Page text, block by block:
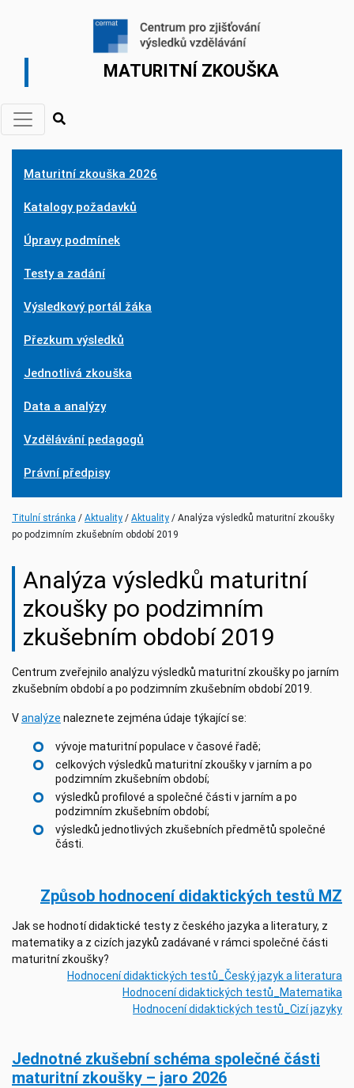
MATURITNÍ ZKOUŠKA
Maturitní zkouška 2026
Katalogy požadavků
Úpravy podmínek
Testy a zadání
Výsledkový portál žáka
Přezkum výsledků
Jednotlivá zkouška
Data a analýzy
Vzdělávání pedagogů
Právní předpisy
Titulní stránka Aktuality(current)
Aktuality(current)
Analýza výsledků maturitní zkoušky
po podzimním zkušebním období 2019
Analýza výsledků maturitní
zkoušky po podzimním
zkušebním období 2019
Centrum zveřejnilo analýzu výsledků maturitní zkoušky po jarním
zkušebním období a po podzimním zkušebním období 2019.
Vanalýze naleznete zejména údaje týkající se:
vývoje maturitní populace v časové řadě;
celkových výsledků maturitní zkouškyv jarním a po
podzimním zkušebním období;
výsledků profilové a společné části v jarním a po
podzimním zkušebním období;
výsledků jednotlivých zkušebních předmětů společné
části.
Způsob hodnocení didaktických testů MZ
Jak se hodnotí didaktické testy z českého jazyka a literatury, z
matematiky a z cizích jazyků zadávané v rámci společné části
maturitní zkoušky?
Hodnocení didaktických testů_Český jazyk a literatura
Hodnocení didaktických testů_Matematika
Hodnocení didaktických testů_Cizí jazyky
Jednotné zkušební schéma společné části
maturitní zkoušky – jaro 2026